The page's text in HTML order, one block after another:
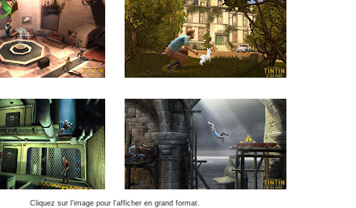
Cliquez sur l'image pour l'afficher en grand format.